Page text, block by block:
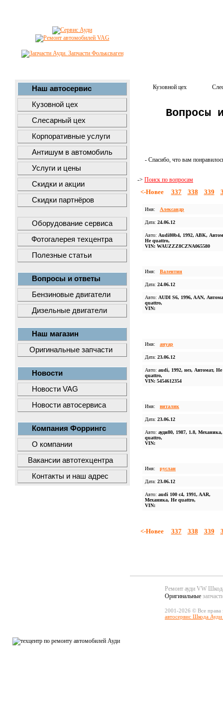
Наш автосервис
Кузовной цех
Слесарный цех
Корпоративные услуги
Антишум в автомобиль
Услуги и цены
Скидки и акции
Скидки партнёров
Оборудование сервиса
Фотогалерея техцентра
Полезные статьи
Вопросы и ответы
Бензиновые двигатели
Дизельные двигатели
Наш магазин
Оригинальные запчасти
Новости
Новости VAG
Новости автосервиса
Компания Форрингс
О компании
Вакансии автотехцентра
Контакты и наш адрес
Кузовной цех
Вопросы
- Спасибо, что вам
-> Поиск по вопросам
<-Новее 337 338 339
Имя: Александр
Дата: 24.06.12
Авто: Audi80b4, 1992, ABK,
Не quattro,
VIN: WAUZZZ8CZNA065580
Имя: Валентин
Дата: 24.06.12
Авто: AUDI S6, 1996, AAN,
quattro,
VIN:
Имя: ануар
Дата: 23.06.12
Авто: audi, 1992, нез, Автомат, Не
quattro,
VIN: 5454612354
Имя: виталик
Дата: 23.06.12
Авто: ауди80, 1987, 1.8,
quattro,
VIN:
Имя: руслан
Дата: 23.06.12
Авто: audi 100 c4, 1991, AAR,
Механика, Не quattro,
VIN:
<-Новее 337 338 339
Ремонт ауди VW
Оригинальные
2001-2026 © Все
автосервис Шкода